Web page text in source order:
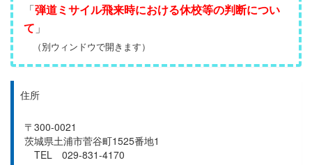
「弾道ミサイル飛来時における休校等の判断につい
て 」
（別ウィンドウで開きます）
住所
〒300-0021
茨城県土浦市菅谷町1525番地1
TEL 029-831-4170